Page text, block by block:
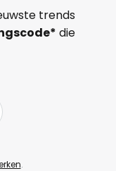
trends
die
.